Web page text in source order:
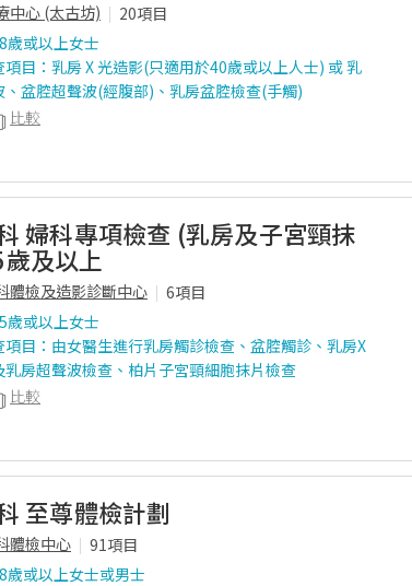
中心 (太古坊)
20項目
歲或以上女士
項目：乳房 X 光造影(只適用於40歲或以上人士) 或 乳
、盆腔超聲波(經腹部)、乳房盆腔檢查(手觸)
比較
婦科專項檢查 (乳房及子宮頸抹
及以上
體檢及造影診斷中心
6項目
歲或以上女士
項目：由女醫生進行乳房觸診檢查、盆腔觸診、乳房X
乳房超聲波檢查、柏片子宮頸細胞抹片檢查
比較
至尊體檢計劃
體檢中心
91項目
歲或以上女士或男士